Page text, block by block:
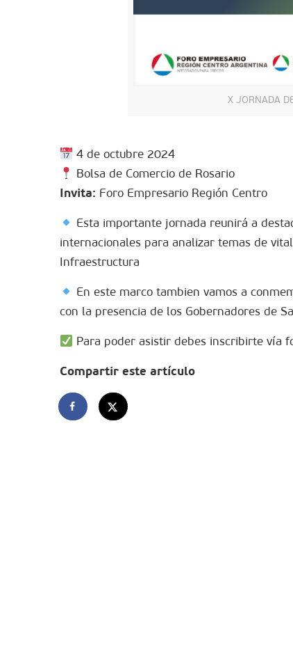
X JORNADA
4 de octubre 2024
Bolsa de Comercio de Rosario
Invita: Foro Empresario Región Centro
Esta importante jornada reunirá a
internacionales para analizar temas de
Infraestructura
En este marco tambien vamos a
con la presencia de los Gobernadores de
Para poder asistir debes inscribirte vía
Compartir este artículo